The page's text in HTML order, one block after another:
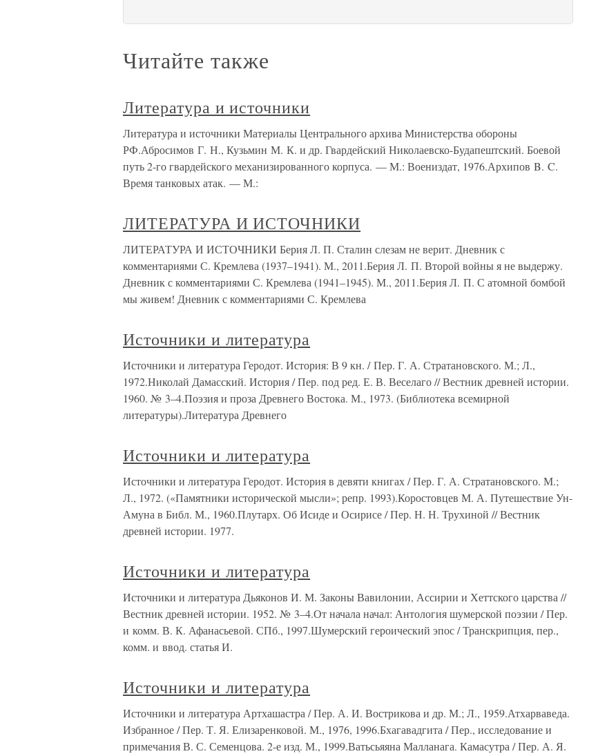
Читайте также
Литература и источники
Литература и источники Материалы Центрального архива Министерства обороны
РФ.Абросимов Г. Н., Кузьмин М. К. и др. Гвардейский Николаевско-Будапештский. Боевой
путь 2-го гвардейского механизированного корпуса. — М.: Воениздат, 1976.Архипов B. C.
Время танковых атак. — М.:
ЛИТЕРАТУРА И ИСТОЧНИКИ
ЛИТЕРАТУРА И ИСТОЧНИКИ Берия Л. П. Сталин слезам не верит. Дневник с
комментариями С. Кремлева (1937–1941). М., 2011.Берия Л. П. Второй войны я не выдержу.
Дневник с комментариями С. Кремлева (1941–1945). М., 2011.Берия Л. П. С атомной бомбой
мы живем! Дневник с комментариями С. Кремлева
Источники и литература
Источники и литература Геродот. История: В 9 кн. / Пер. Г. А. Стратановского. М.; Л.,
1972.Николай Дамасский. История / Пер. под ред. Е. В. Веселаго // Вестник древней истории.
1960. № 3–4.Поэзия и проза Древнего Востока. М., 1973. (Библиотека всемирной
литературы).Литература Древнего
Источники и литература
Источники и литература Геродот. История в девяти книгах / Пер. Г. А. Стратановского. М.;
Л., 1972. («Памятники исторической мысли»; репр. 1993).Коростовцев М. А. Путешествие Ун-
Амуна в Библ. М., 1960.Плутарх. Об Исиде и Осирисе / Пер. Н. Н. Трухиной // Вестник
древней истории. 1977.
Источники и литература
Источники и литература Дьяконов И. М. Законы Вавилонии, Ассирии и Хеттского царства //
Вестник древней истории. 1952. № 3–4.От начала начал: Антология шумерской поэзии / Пер.
и комм. В. К. Афанасьевой. СПб., 1997.Шумерский героический эпос / Транскрипция, пер.,
комм. и ввод. статья И.
Источники и литература
Источники и литература Артхашастра / Пер. А. И. Вострикова и др. М.; Л., 1959.Атхарваведа.
Избранное / Пер. Т. Я. Елизаренковой. М., 1976, 1996.Бхагавадгита / Пер., исследование и
примечания В. С. Семенцова. 2-е изд. М., 1999.Ватьсьяяна Малланага. Камасутра / Пер. А. Я.